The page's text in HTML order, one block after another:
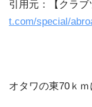
引用元：【クラブ
t.com/special/
オタワの東70ｋｍ